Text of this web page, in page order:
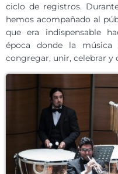
ciclo de registros.
hemos acompañado al
que era indispensable
época donde la
congregar, unir, celebrar y